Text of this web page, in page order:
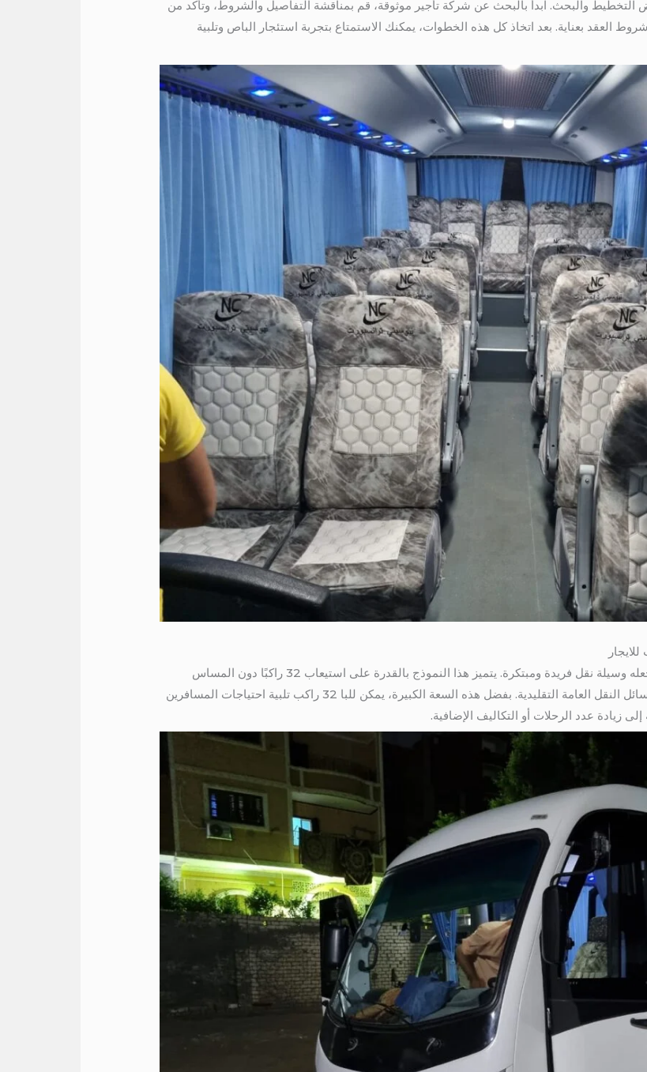
باص يتسع لـ 32 راكبًا يتطلب بعض التخطيط والبحث. ابدأ بالبحث عن شركة تأجير موثوقة، قم بمناقشة التفاصيل والشروط، وتأكد من
العقد بعناية. بعد اتخاذ كل هذه الخطوات، يمكنك الاستمتاع بتجربة استئجار الباص وتلبية
لذلك يتميز با 32 راكب بمجموعة من الميزات التي تجعله وسيلة نقل فريدة ومبتكرة. يتميز هذا النموذج بالقدرة على استيعاب 32 راكبًا دون المساس
براحتهم، وهو عدد يتجاوز القدرة الاستيعابية لمعظم وسائل النقل العامة التقليدية. بفضل هذه السعة الكبيرة، يمكن للبا 32 راكب تلبية احتياجات المسافرين
زيادة عدد الرحلات أو التكاليف الإضافية.